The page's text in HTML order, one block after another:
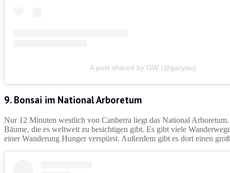
A post shared by GW (@garywu)
9. Bonsai im National Arboretum
Nur 12 Minuten westlich von Canberra liegt das National
Bäume, die es weltweit zu besichtigen gibt. Es gibt viele
einer Wanderung Hunger verspürst. Außerdem gibt es dort einen